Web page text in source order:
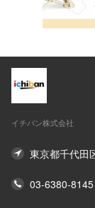
イチバン株式会社
東京都千代田
03-6380-8145